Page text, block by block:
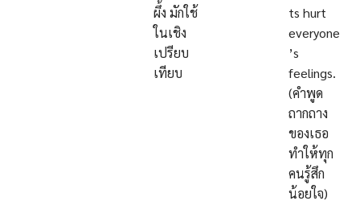
ผึ้ง มักใช้
ในเชิง
เปรียบ
เทียบ
ts hurt
everyone
’s
feelings.
(คำพูด
ถากถาง
ของเธอ
ทำให้ทุก
คนรู้สึก
น้อยใจ)